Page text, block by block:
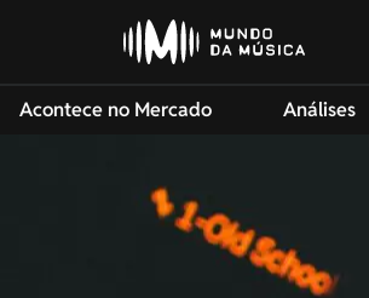
Acontece no Mercado Análises